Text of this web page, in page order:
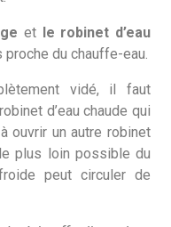
et le robinet d’eau
du chauffe-eau.
vidé, il faut
d’eau chaude qui
ouvrir un autre robinet
plus loin possible du
peut circuler de